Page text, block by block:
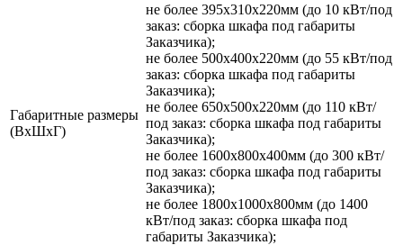
Габаритные размеры
(ВхШхГ)
не более 395х310х220мм (до 10 кВт/под
заказ: сборка шкафа под габариты
Заказчика);
не более 500х400х220мм (до 55 кВт/под
заказ: сборка шкафа под габариты
Заказчика);
не более 650х500х220мм (до 110 кВт/
под заказ: сборка шкафа под габариты
Заказчика);
не более 1600х800х400мм (до 300 кВт/
под заказ: сборка шкафа под габариты
Заказчика);
не более 1800х1000х800мм (до 1400
кВт/под заказ: сборка шкафа под
габариты Заказчика);